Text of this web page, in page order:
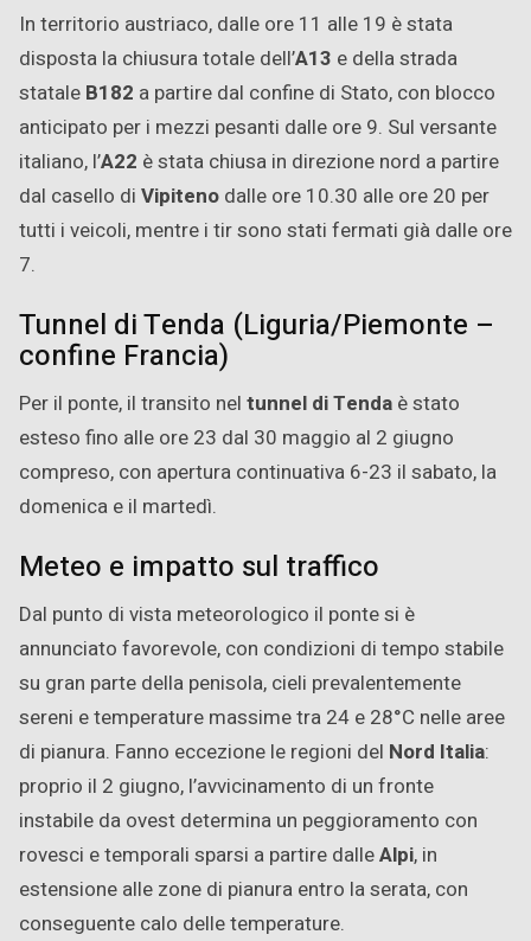
In territorio austriaco, dalle ore 11 alle 19 è stata
disposta la chiusura totale dell’A13 e della strada
statale B182 a partire dal confine di Stato, con blocco
anticipato per i mezzi pesanti dalle ore 9. Sul versante
italiano, l’A22 è stata chiusa in direzione nord a partire
dal casello di Vipiteno dalle ore 10.30 alle ore 20 per
tutti i veicoli, mentre i tir sono stati fermati già dalle ore
7.
Tunnel di Tenda (Liguria/Piemonte –
confine Francia)
Per il ponte, il transito nel tunnel di Tenda è stato
esteso fino alle ore 23 dal 30 maggio al 2 giugno
compreso, con apertura continuativa 6-23 il sabato, la
domenica e il martedì.
Meteo e impatto sul traffico
Dal punto di vista meteorologico il ponte si è
annunciato favorevole, con condizioni di tempo stabile
su gran parte della penisola, cieli prevalentemente
sereni e temperature massime tra 24 e 28°C nelle aree
di pianura. Fanno eccezione le regioni del Nord Italia:
proprio il 2 giugno, l’avvicinamento di un fronte
instabile da ovest determina un peggioramento con
rovesci e temporali sparsi a partire dalleAlpi, in
estensione alle zone di pianura entro la serata, con
conseguente calo delle temperature.